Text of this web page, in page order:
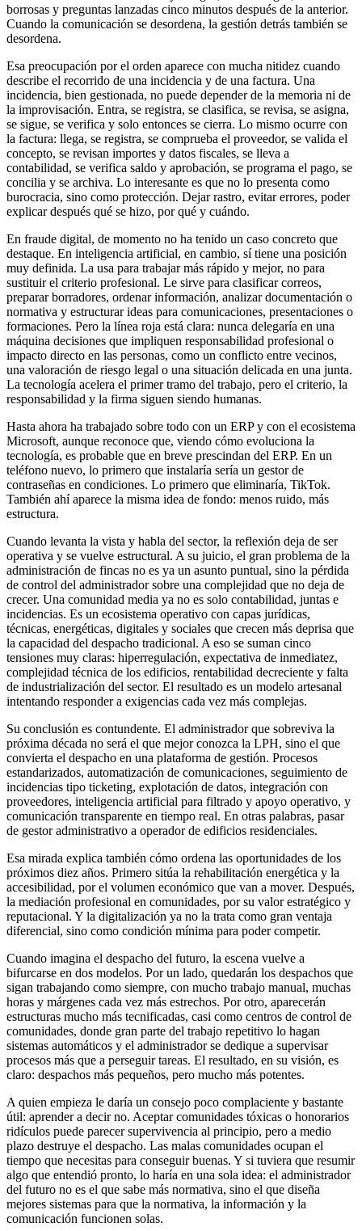
borrosas y preguntas lanzadas cinco minutos después de la anterior.
Cuando la comunicación se desordena, la gestión detrás también se
desordena.
Esa preocupación por el orden aparece con mucha nitidez cuando
describe el recorrido de una incidencia y de una factura. Una
incidencia, bien gestionada, no puede depender de la memoria ni de
la improvisación. Entra, se registra, se clasifica, se revisa, se asigna,
se sigue, se verifica y solo entonces se cierra. Lo mismo ocurre con
la factura: llega, se registra, se comprueba el proveedor, se valida el
concepto, se revisan importes y datos fiscales, se lleva a
contabilidad, se verifica saldo y aprobación, se programa el pago, se
concilia y se archiva. Lo interesante es que no lo presenta como
burocracia, sino como protección. Dejar rastro, evitar errores, poder
explicar después qué se hizo, por qué y cuándo.
En fraude digital, de momento no ha tenido un caso concreto que
destaque. En inteligencia artificial, en cambio, sí tiene una posición
muy definida. La usa para trabajar más rápido y mejor, no para
sustituir el criterio profesional. Le sirve para clasificar correos,
preparar borradores, ordenar información, analizar documentación o
normativa y estructurar ideas para comunicaciones, presentaciones o
formaciones. Pero la línea roja está clara: nunca delegaría en una
máquina decisiones que impliquen responsabilidad profesional o
impacto directo en las personas, como un conflicto entre vecinos,
una valoración de riesgo legal o una situación delicada en una junta.
La tecnología acelera el primer tramo del trabajo, pero el criterio, la
responsabilidad y la firma siguen siendo humanas.
Hasta ahora ha trabajado sobre todo con un ERP y con el ecosistema
Microsoft, aunque reconoce que, viendo cómo evoluciona la
tecnología, es probable que en breve prescindan del ERP. En un
teléfono nuevo, lo primero que instalaría sería un gestor de
contraseñas en condiciones. Lo primero que eliminaría, TikTok.
También ahí aparece la misma idea de fondo: menos ruido, más
estructura.
Cuando levanta la vista y habla del sector, la reflexión deja de ser
operativa y se vuelve estructural. A su juicio, el gran problema de la
administración de fincas no es ya un asunto puntual, sino la pérdida
de control del administrador sobre una complejidad que no deja de
crecer. Una comunidad media ya no es solo contabilidad, juntas e
incidencias. Es un ecosistema operativo con capas jurídicas,
técnicas, energéticas, digitales y sociales que crecen más deprisa que
la capacidad del despacho tradicional. A eso se suman cinco
tensiones muy claras: hiperregulación, expectativa de inmediatez,
complejidad técnica de los edificios, rentabilidad decreciente y falta
de industrialización del sector. El resultado es un modelo artesanal
intentando responder a exigencias cada vez más complejas.
Su conclusión es contundente. El administrador que sobreviva la
próxima década no será el que mejor conozca la LPH, sino el que
convierta el despacho en una plataforma de gestión. Procesos
estandarizados, automatización de comunicaciones, seguimiento de
incidencias tipo ticketing, explotación de datos, integración con
proveedores, inteligencia artificial para filtrado y apoyo operativo, y
comunicación transparente en tiempo real. En otras palabras, pasar
de gestor administrativo a operador de edificios residenciales.
Esa mirada explica también cómo ordena las oportunidades de los
próximos diez años. Primero sitúa la rehabilitación energética y la
accesibilidad, por el volumen económico que van a mover. Después,
la mediación profesional en comunidades, por su valor estratégico y
reputacional. Y la digitalización ya no la trata como gran ventaja
diferencial, sino como condición mínima para poder competir.
Cuando imagina el despacho del futuro, la escena vuelve a
bifurcarse en dos modelos. Por un lado, quedarán los despachos que
sigan trabajando como siempre, con mucho trabajo manual, muchas
horas y márgenes cada vez más estrechos. Por otro, aparecerán
estructuras mucho más tecnificadas, casi como centros de control de
comunidades, donde gran parte del trabajo repetitivo lo hagan
sistemas automáticos y el administrador se dedique a supervisar
procesos más que a perseguir tareas. El resultado, en su visión, es
claro: despachos más pequeños, pero mucho más potentes.
A quien empieza le daría un consejo poco complaciente y bastante
útil: aprender a decir no. Aceptar comunidades tóxicas o honorarios
ridículos puede parecer supervivencia al principio, pero a medio
plazo destruye el despacho. Las malas comunidades ocupan el
tiempo que necesitas para conseguir buenas. Y si tuviera que resumir
algo que entendió pronto, lo haría en una sola idea: el administrador
del futuro no es el que sabe más normativa, sino el que diseña
mejores sistemas para que la normativa, la información y la
comunicación funcionen solas.